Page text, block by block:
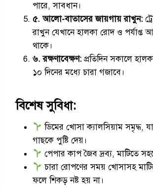
পারে, সাবধান।
৫. আলো-বাতাসের জায়গায় রাখুন:
রাখুন যেখানে হালকা রোদ ও পর্যাপ্ত
থাকে।
৬. রক্ষণাবেক্ষণ: প্রতিদিন সকালে
১০ দিনের মধ্যে চারা গজাবে।
বিশেষ সুবিধা:
ডিমের খোসা ক্যালসিয়াম সমৃদ্ধ,
গাছকে পুষ্টি দেয়।
পেপার কাপ জৈব দ্রব্য, মাটিতে
চারা রোপণের সময় খোসাসহ
ফলে শিকড় নষ্ট হয় না।